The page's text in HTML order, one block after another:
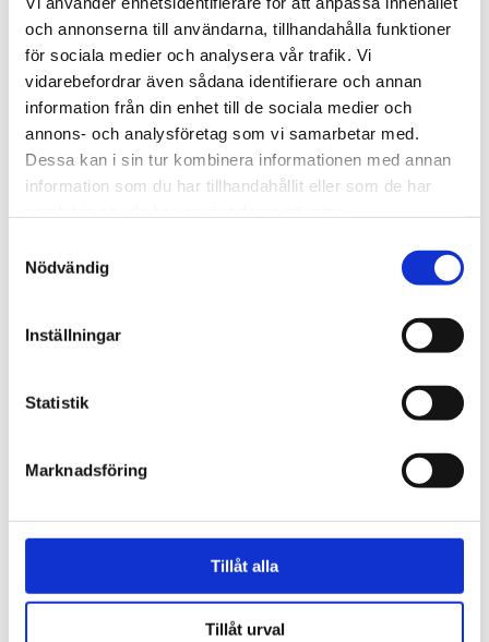
och annonserna till användarna, tillhandahålla funktioner
för sociala medier och analysera vår trafik. Vi
vidarebefordrar även sådana identifierare och annan
information från din enhet till de sociala medier och
annons- och analysföretag som vi samarbetar med.
Dessa kan i sin tur kombinera informationen med annan
information som du har tillhandahållit eller som de har
Nödvändig
Inställningar
Statistik
Marknadsföring
Tillåt alla
Tillåt urval
Sommarkonferens
Nu inleder Bönetåget sin
långa konferens – i
nordligaste Norrland
Kritiserade Israel – har
blivit utsedd till Sveriges
ambassadör i Libanon